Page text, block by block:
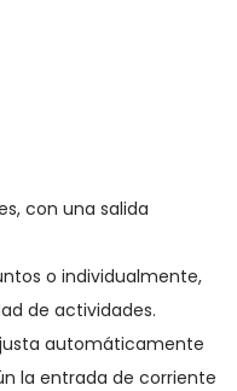
con una salida
o individualmente,
de actividades.
automáticamente
la entrada de corriente